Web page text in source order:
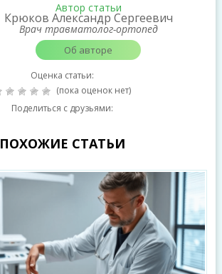
Автор статьи
Крюков Александр Сергеевич
Врач травматолог-ортопед
Об авторе
Оценка статьи:
(пока оценок нет)
Поделиться с друзьями:
ПОХОЖИЕ СТАТЬИ